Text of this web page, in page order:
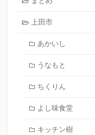
上田市
あかいし
うなもと
ちくりん
よし味食堂
キッチン樹